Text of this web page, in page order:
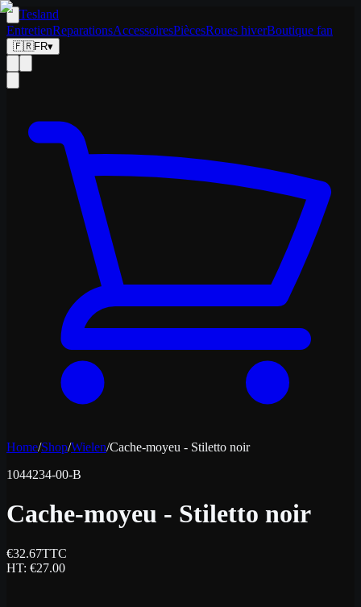
Tesland
EntretienReparationsAccessoiresPiècesRoues hiverBoutique fan
🇫🇷FR▾
Home/Shop/Wielen/Cache-moyeu - Stiletto noir
1044234-00-B
Cache-moyeu - Stiletto noir
€32.67TTC
HT: €27.00